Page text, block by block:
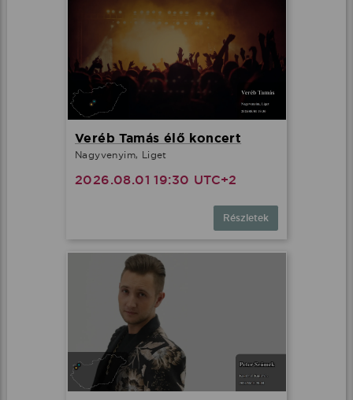
Veréb Tamás élő koncert
Nagyvenyim, Liget
2026.08.01 19:30 UTC+2
Részletek